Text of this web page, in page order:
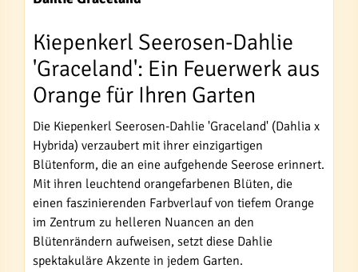
Kiepenkerl Seerosen-Dahlie
'Graceland': Ein Feuerwerk aus
Orange für Ihren Garten
Die Kiepenkerl Seerosen-Dahlie 'Graceland' (Dahlia x
Hybrida) verzaubert mit ihrer einzigartigen
Blütenform, die an eine aufgehende Seerose erinnert.
Mit ihren leuchtend orangefarbenen Blüten, die
einen faszinierenden Farbverlauf von tiefem Orange
im Zentrum zu helleren Nuancen an den
Blütenrändern aufweisen, setzt diese Dahlie
spektakuläre Akzente in jedem Garten.